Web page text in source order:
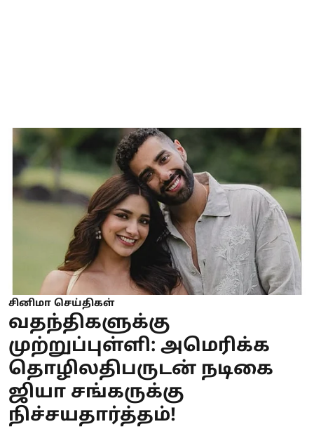
சினிமா செய்திகள்
வதந்திகளுக்கு
முற்றுப்புள்ளி: அமெரிக்க
தொழிலதிபருடன் நடிகை
ஜியா சங்கருக்கு
நிச்சயதார்த்தம்!